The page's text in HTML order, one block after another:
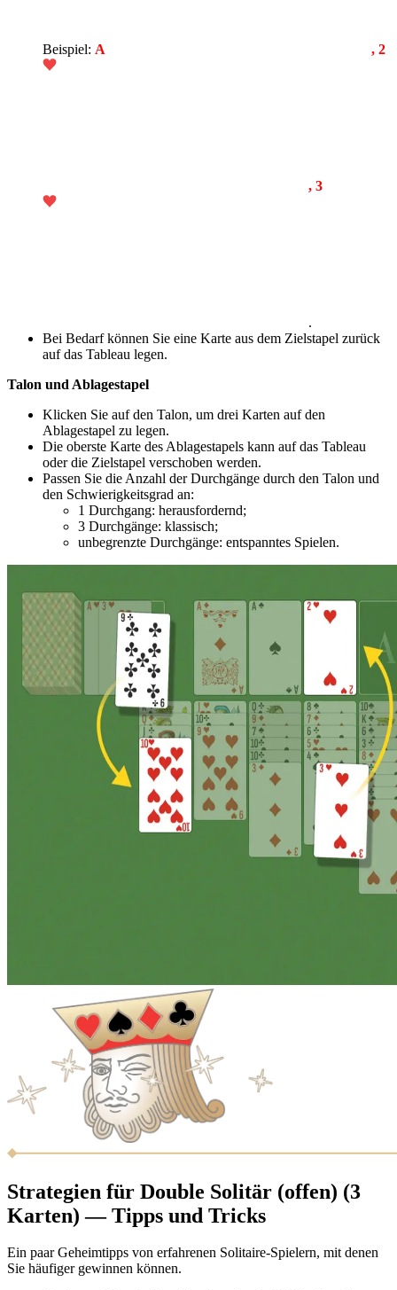
Beispiel: A , 2
, 3
.
Bei Bedarf können Sie eine Karte aus dem Zielstapel zurück
auf das Tableau legen.
Talon und Ablagestapel
Klicken Sie auf den Talon, um drei Karten auf den
Ablagestapel zu legen.
Die oberste Karte des Ablagestapels kann auf das Tableau
oder die Zielstapel verschoben werden.
Passen Sie die Anzahl der Durchgänge durch den Talon und
den Schwierigkeitsgrad an:
1 Durchgang: herausfordernd;
3 Durchgänge: klassisch;
unbegrenzte Durchgänge: entspanntes Spielen.
Strategien für Double Solitär (offen) (3
Karten) — Tipps und Tricks
Ein paar Geheimtipps von erfahrenen Solitaire-Spielern, mit denen
Sie häufiger gewinnen können.